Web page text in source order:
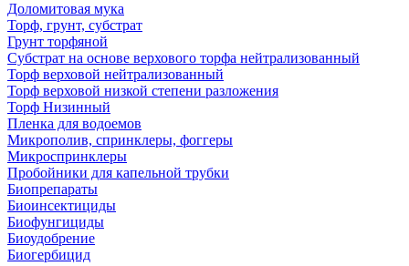
Доломитовая мука
Торф, грунт, субстрат
Грунт торфяной
Субстрат на основе верхового торфа нейтрализованный
Торф верховой нейтрализованный
Торф верховой низкой степени разложения
Торф Низинный
Пленка для водоемов
Микрополив, спринклеры, фоггеры
Микроспринклеры
Пробойники для капельной трубки
Биопрепараты
Биоинсектициды
Биофунгициды
Биоудобрение
Биогербицид